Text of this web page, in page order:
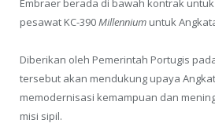
Embraer berada di bawah kontrak
pesawat KC-390Millennium untuk
Diberikan oleh Pemerintah Portugis
tersebut akan mendukung upaya
memodernisasi kemampuan dan
misi sipil.